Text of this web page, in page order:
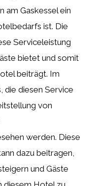
am Gaskessel ein
ist. Die
Serviceleistung
bietet und somit
beiträgt. Im
die diesen Service
von
werden. Diese
dazu beitragen,
und Gäste